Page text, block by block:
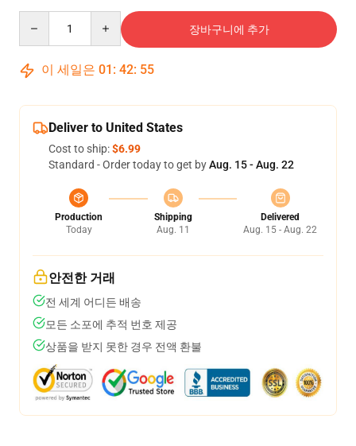
장바구니에 추가
이 세일은 01 : 42: 54
Deliver to United States
Cost to ship:$6.99
Standard - Order today to get byAug. 15 - Aug. 22
Production
Today
Shipping
Aug. 11
Delivered
Aug. 15 - Aug. 22
안전한 거래
전 세계 어디든 배송
모든 소포에 추적 번호 제공
상품을 받지 못한 경우 전액 환불